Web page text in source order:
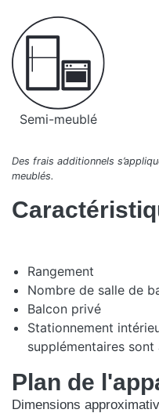
Semi-meublé
Des frais additionnels
meublés.
Rangement
Nombre de salle de
Balcon privé
Stationnement
supplémentaires
Plan de
Dimensions